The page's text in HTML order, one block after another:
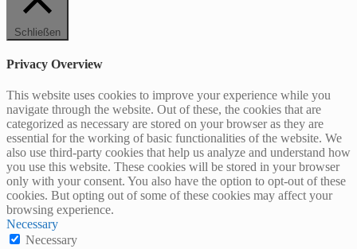
Schließen
Privacy Overview
This website uses cookies to improve your experience while you
navigate through the website. Out of these, the cookies that are
categorized as necessary are stored on your browser as they are
essential for the working of basic functionalities of the website. We
also use third-party cookies that help us analyze and understand how
you use this website. These cookies will be stored in your browser
only with your consent. You also have the option to opt-out of these
cookies. But opting out of some of these cookies may affect your
browsing experience.
Necessary
Necessary